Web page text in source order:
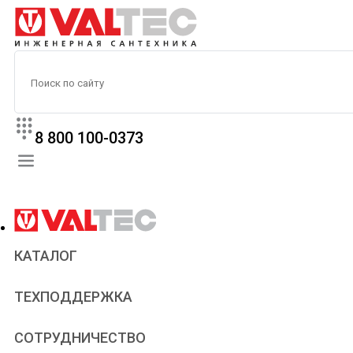
8 800 100-0373
КАТАЛОГ
ТЕХПОДДЕРЖКА
Паспорта и сертификаты
Статьи
СОТРУДНИЧЕСТВО
Сантехникам